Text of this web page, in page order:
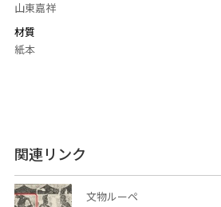
山東嘉祥
材質
紙本
関連リンク
文物ルーペ